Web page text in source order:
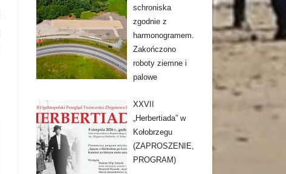
schroniska
zgodnie z
harmonogramem.
Zakończono
roboty ziemne i
palowe
XXVII
„Herbertiada” w
Kołobrzegu
(ZAPROSZENIE,
PROGRAM)